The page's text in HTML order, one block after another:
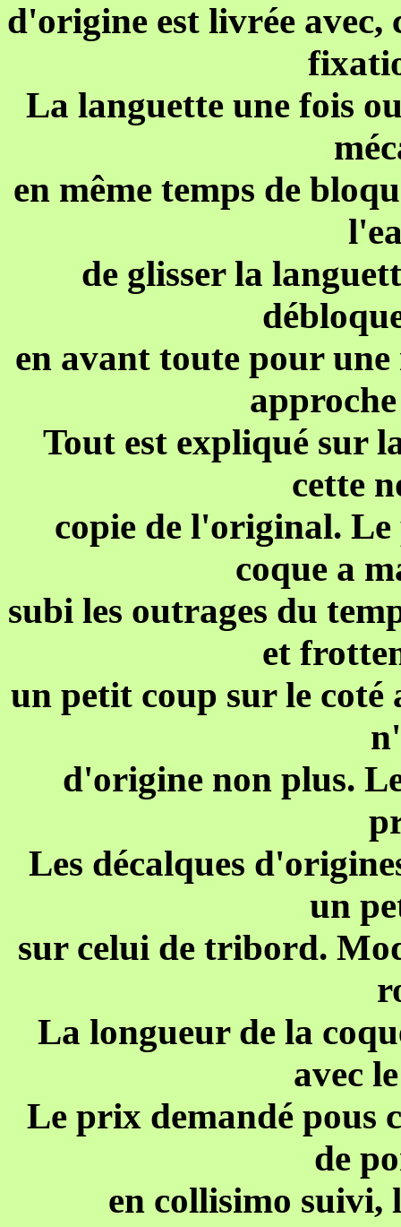
d'origine est livrée avec,
La languette une fois
en même temps de
de glisser la
en avant toute pour
Tout est expliqué sur
cette
copie de l'original. Le
coque a
subi les outrages du
et
un petit coup sur le
d'origine non plus.
Les décalques
un
sur celui de tribord.
La longueur de la
avec
Le prix demandé pous
de
en collisimo suivi,